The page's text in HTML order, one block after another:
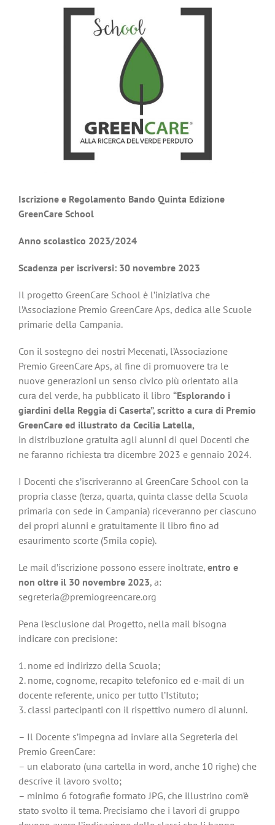
Iscrizione e Regolamento Bando Quinta Edizione
GreenCare School
Anno scolastico 2023/2024
Scadenza per iscriversi: 30 novembre 2023
Il progetto GreenCare School è l’iniziativa che
l’Associazione Premio GreenCare Aps, dedica alle Scuole
primarie della Campania.
Con il sostegno dei nostri Mecenati, l’Associazione
Premio GreenCare Aps, al fine di promuovere tra le
nuove generazioni un senso civico più orientato alla
cura del verde, ha pubblicato il libro “Esplorando i
giardini della Reggia di Caserta”, scritto a cura di Premio
GreenCare ed illustrato da Cecilia Latella,
in distribuzione gratuita agli alunni di quei Docenti che
ne faranno richiesta tra dicembre 2023 e gennaio 2024.
I Docenti che s’iscriveranno al GreenCare School con la
propria classe (terza, quarta, quinta classe della Scuola
primaria con sede in Campania) riceveranno per ciascuno
dei propri alunni e gratuitamente il libro fino ad
esaurimento scorte (5mila copie).
Le mail d’iscrizione possono essere inoltrate, entro e
non oltre il 30 novembre 2023, a:
segreteria@premiogreencare.org
Pena l’esclusione dal Progetto, nella mail bisogna
indicare con precisione:
1. nome ed indirizzo della Scuola;
2. nome, cognome, recapito telefonico ed e-mail di un
docente referente, unico per tutto l’Istituto;
3. classi partecipanti con il rispettivo numero di alunni.
– Il Docente s’impegna ad inviare alla Segreteria del
Premio GreenCare:
– un elaborato (una cartella in word, anche 10 righe) che
descrive il lavoro svolto;
– minimo 6 fotografie formato JPG, che illustrino com’è
stato svolto il tema. Precisiamo che i lavori di gruppo